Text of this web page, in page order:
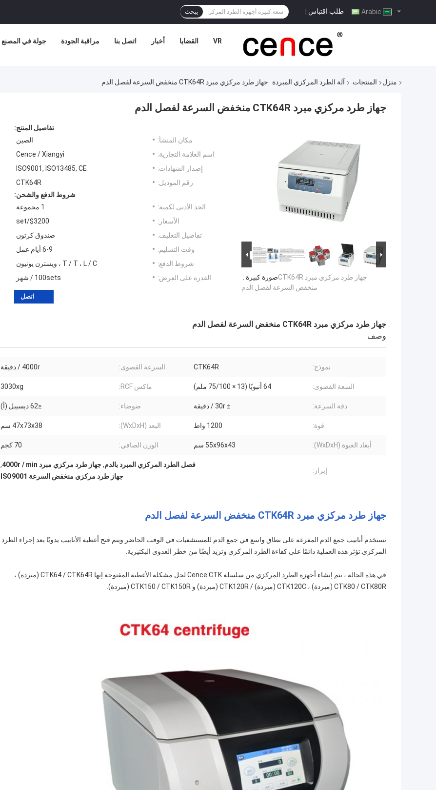
طلب اقتباس | يبحث
جولة في المصنع مراقبة الجودة اتصل بنا أخبار القضايا VR
منزل المنتجات آلة الطرد المركزي المبردة جهاز طرد مركزي مبرد CTK64R منخفض السرعة لفصل الدم
جهاز طرد مركزي مبرد CTK64R منخفض السرعة لفصل الدم
صورة كبيرة :جهاز طرد مركزي مبرد CTK64R
منخفض السرعة لفصل الدم
تفاصيل المنتج:
مكان المنشأ:
الصين
اسم العلامة التجارية:
Cence / Xiangyi
إصدار الشهادات:
ISO9001, ISO13485, CE
رقم الموديل:
CTK64R
شروط الدفع والشحن:
الحد الأدنى لكمية:
1 مجموعة
الأسعار:
$3200/set
تفاصيل التغليف:
صندوق كرتون
وقت التسليم:
6-9 أيام عمل
شروط الدفع:
T / T ، L / C ، ويسترن يونيون
القدرة على العرض:
100sets / شهر
اتصل
جهاز طرد مركزي مبرد CTK64R منخفض السرعة لفصل الدم
وصف
نموذج: CTK64R السرعة القصوى: 4000r / دقيقة
السعة القصوى: 64 أنبوبًا (13 × 75/100 ملم) ماكس RCF: 3030xg
دقة السرعة: ± 30r / دقيقة ضوضاء: ≤62 ديسيبل (أ)
قوة: 1200 واط البعد (WxDxH): 47x73x38 سم
أبعاد العبوة (WxDxH): 55x96x43 سم الوزن الصافي: 70 كجم
إبراز:
فصل الطرد المركزي المبرد بالدم,جهاز طرد مركزي مبرد 4000r / min
,
جهاز طرد مركزي منخفض السرعة ISO9001
جهاز طرد مركزي مبرد CTK64R منخفض السرعة لفصل الدم
تستخدم أنابيب جمع الدم المفرغة على نطاق واسع في جمع الدم للمستشفيات في الوقت الحاضر.ويتم فتح أغطية الأنابيب يدويًا بعد إجراء الطرد
المركزي.تؤثر هذه العملية دائمًا على كفاءة الطرد المركزي وتزيد أيضًا من خطر العدوى البكتيرية.
في هذه الحالة ، يتم إنشاء أجهزة الطرد المركزي من سلسلة Cence CTK لحل مشكلة الأغطية المفتوحة.إنها CTK64 / CTK64R (مبردة) ،
CTK80 / CTK80R (مبردة) ، CTK120C (مبردة) / CTK120R (مبردة) و CTK150 / CTK150R (مبردة).